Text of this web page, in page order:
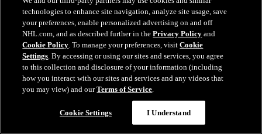
technologies to enhance site navigation, analyze site usage, save
your preferences, enable personalized advertising on and off
NHL.com, and as described further in thePrivacy Policy and
Cookie Policy. To manage your preferences, visitCookie
Settings. By accessing or using our sites and services, you agree
to this collection and disclosure of your information (including
how you interact with our sites and services and any videos that
you may view) and ourTerms of Service.
Cookie Settings I Understand